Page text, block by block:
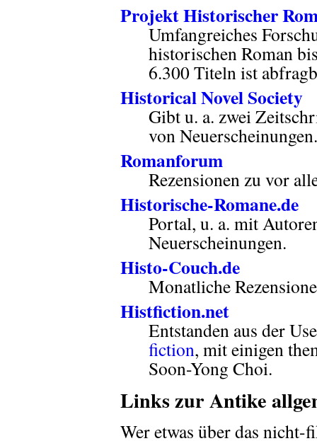
Projekt Historischer
Umfangreiches
historischen Roman
6.300 Titeln ist
Historical Novel Society
Gibt u. a. zwei
von Neuerscheinungen.
Romanforum
Rezensionen zu vor
Historische-Romane.de
Portal, u. a. mit
Neuerscheinungen.
Histo-Couch.de
Monatliche
Histfiction.net
Entstanden aus der
fiction, mit einigen
Soon-Yong Choi.
Links zur Antike
Wer etwas über das